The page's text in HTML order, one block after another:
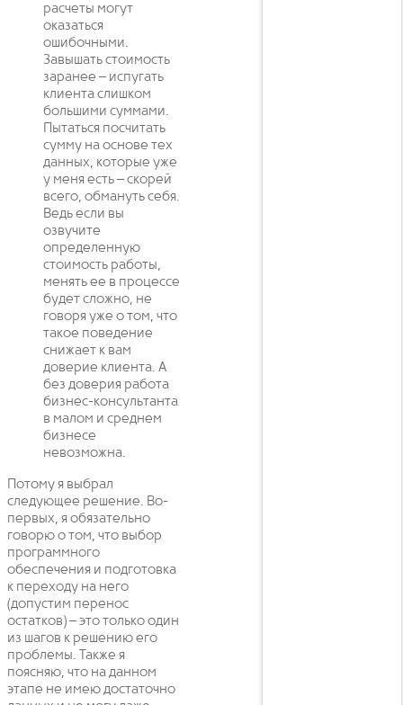
расчеты могут
оказаться
ошибочными.
Завышать стоимость
заранее – испугать
клиента слишком
большими суммами.
Пытаться посчитать
сумму на основе тех
данных, которые уже
у меня есть – скорей
всего, обмануть себя.
Ведь если вы
озвучите
определенную
стоимость работы,
менять ее в процессе
будет сложно, не
говоря уже о том, что
такое поведение
снижает к вам
доверие клиента. А
без доверия работа
бизнес-консультанта
в малом и среднем
бизнесе
невозможна.
Потому я выбрал
следующее решение. Во-
первых, я обязательно
говорю о том, что выбор
программного
обеспечения и подготовка
к переходу на него
(допустим перенос
остатков) – это только один
из шагов к решению его
проблемы. Также я
поясняю, что на данном
этапе не имею достаточно